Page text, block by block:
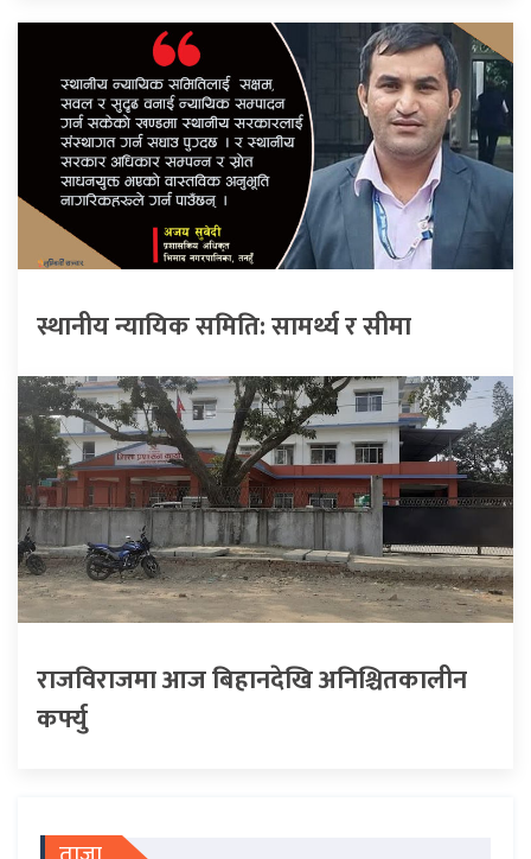
स्थानीय न्यायिक समिति: सामर्थ्य र सीमा
राजविराजमा आज बिहानदेखि अनिश्चितकालीन
कर्फ्यु